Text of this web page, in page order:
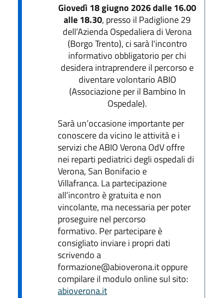
Giovedì 18 giugno 2026 dalle 16.00
alle 18.30, presso il Padiglione 29
dell’Azienda Ospedaliera di Verona
(Borgo Trento), ci sarà l'incontro
informativo obbligatorio per chi
desidera intraprendere il percorso e
diventare volontario ABIO
(Associazione per il Bambino In
Ospedale).
Sarà un’occasione importante per
conoscere da vicino le attività e i
servizi che ABIO Verona OdV offre
nei reparti pediatrici degli ospedali di
Verona, San Bonifacio e
Villafranca. La partecipazione
all’incontro è gratuita e non
vincolante, ma necessaria per poter
proseguire nel percorso
formativo. Per partecipare è
consigliato inviare i propri dati
scrivendo a
formazione@abioverona.it oppure
compilare il modulo online sul sito:
abioverona.it